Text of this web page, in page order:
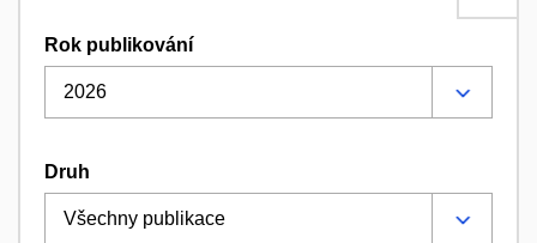
Rok publikování
Druh